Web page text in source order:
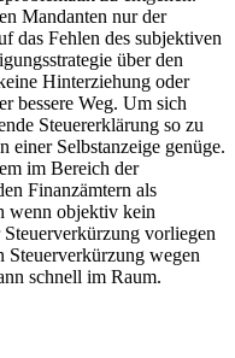
Mandanten nur der
das Fehlen des subjektiven
über den
Hinterziehung oder
bessere Weg. Um sich
Steuererklärung so zu
einer Selbstanzeige genüge.
im Bereich der
Finanzämtern als
wenn objektiv kein
vorliegen
wegen
schnell im Raum.